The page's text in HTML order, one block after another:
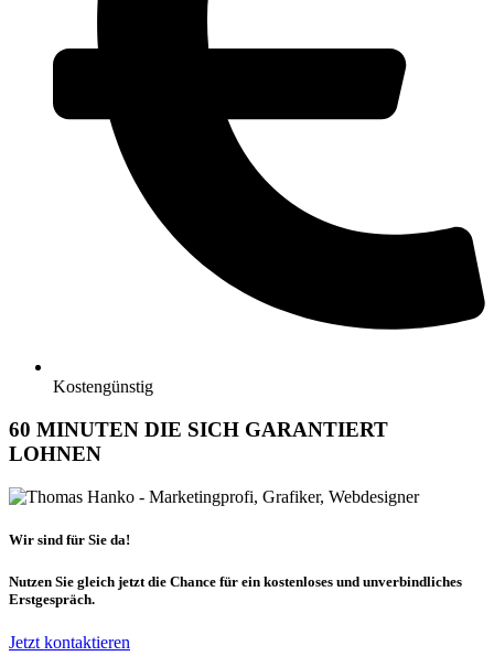
Kostengünstig
60 MINUTEN DIE SICH GARANTIERT
LOHNEN
Wir sind für Sie da!
Nutzen Sie gleich jetzt die Chance für ein kostenloses und unverbindliches
Erstgespräch.
Jetzt kontaktieren